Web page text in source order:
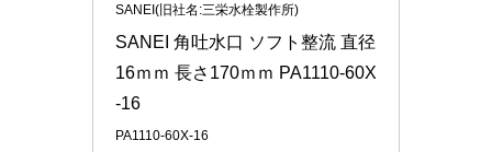
SANEI(旧社名:三栄水栓製作所)
SANEI 角吐水口 ソフト整流 直径
16ｍｍ 長さ170ｍｍ PA1110-60X
-16
PA1110-60X-16